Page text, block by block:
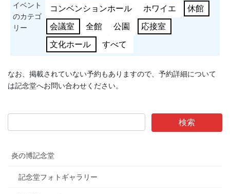
イベント
のカテゴ
リー
コンベンションホール ホワイエ 休館
会議室 全館 公園 応接室
文化ホール すべて
なお、掲載されていない予約もありますので、予約詳細について
は記念堂へお問い合わせください。
炎の博記念堂
記念堂フォトギャラリー